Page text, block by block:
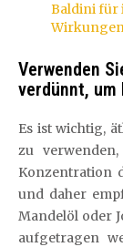
Baldini für
Verwenden
verdünnt, um
Es ist wichtig,
zu
Konzentration
und daher
Mandelöl oder
aufgetragen